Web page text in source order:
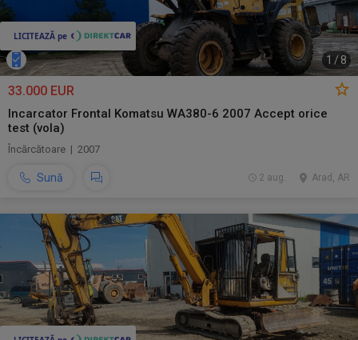
1 /8
33.000 EUR
Incarcator Frontal Komatsu WA380-6 2007 Accept orice
test (vola)
Încărcătoare | 2007
Sună Arad, AR
2 aug.